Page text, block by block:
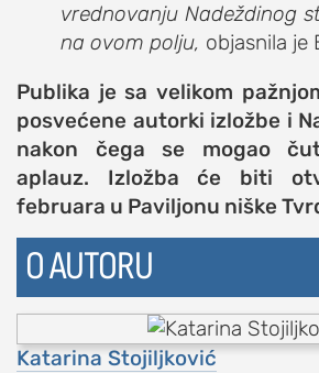
vrednovanju Nadeždinog
na ovom polju, objasnila je
Publika je sa velikom
posvećene autorki izložbe i
nakon čega se mogao
aplauz. Izložba će biti
februara u Paviljonu niške
O AUTORU
Katarina Stojiljković